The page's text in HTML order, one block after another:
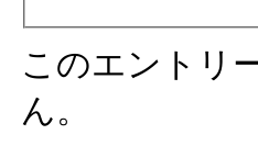
このエントリ
ん。